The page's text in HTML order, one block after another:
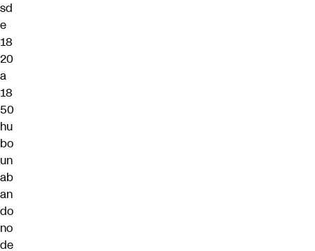
sd
e
18
20
a
18
50
hu
bo
un
ab
an
do
no
de